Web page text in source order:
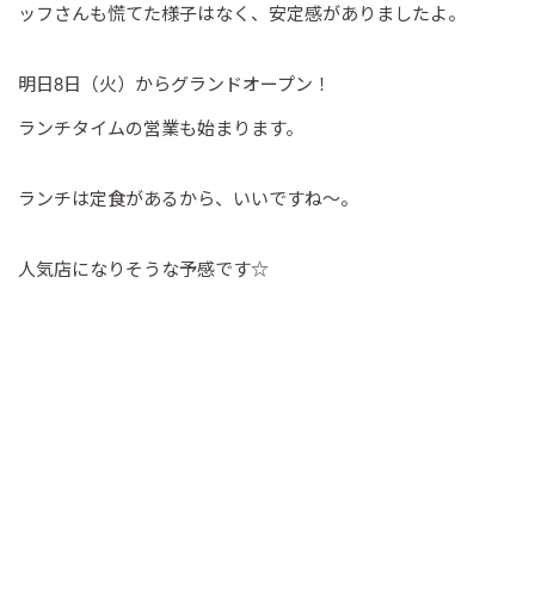
ッフさんも慌てた様子はなく、安定感がありましたよ。
明日8日（火）からグランドオープン！
ランチタイムの営業も始まります。
ランチは定食があるから、いいですね～。
人気店になりそうな予感です☆